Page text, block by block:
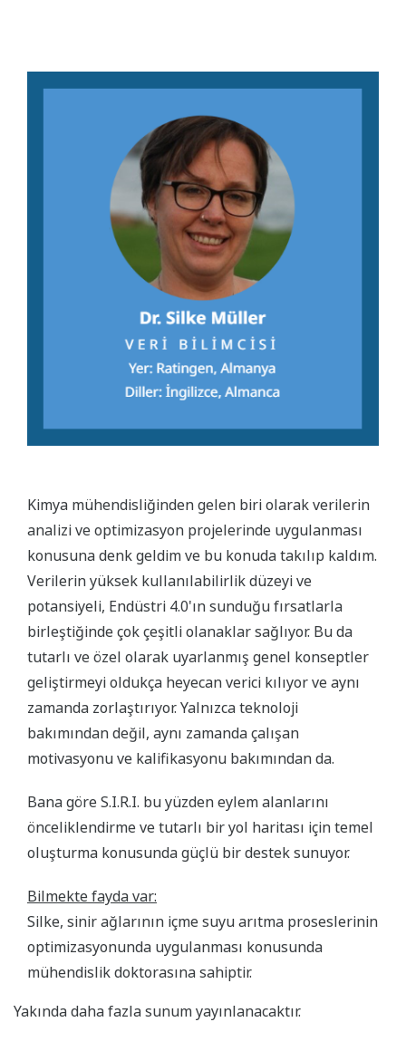
Kimya mühendisliğinden gelen biri olarak verilerin
analizi ve optimizasyon projelerinde uygulanması
konusuna denk geldim ve bu konuda takılıp kaldım.
Verilerin yüksek kullanılabilirlik düzeyi ve
potansiyeli, Endüstri 4.0'ın sunduğu fırsatlarla
birleştiğinde çok çeşitli olanaklar sağlıyor. Bu da
tutarlı ve özel olarak uyarlanmış genel konseptler
geliştirmeyi oldukça heyecan verici kılıyor ve aynı
zamanda zorlaştırıyor. Yalnızca teknoloji
bakımından değil, aynı zamanda çalışan
motivasyonu ve kalifikasyonu bakımından da.
Bana göre S.I.R.I. bu yüzden eylem alanlarını
önceliklendirme ve tutarlı bir yol haritası için temel
oluşturma konusunda güçlü bir destek sunuyor.
Bilmekte fayda var:
Silke, sinir ağlarının içme suyu arıtma proseslerinin
optimizasyonunda uygulanması konusunda
mühendislik doktorasına sahiptir.
Yakında daha fazla sunum yayınlanacaktır.